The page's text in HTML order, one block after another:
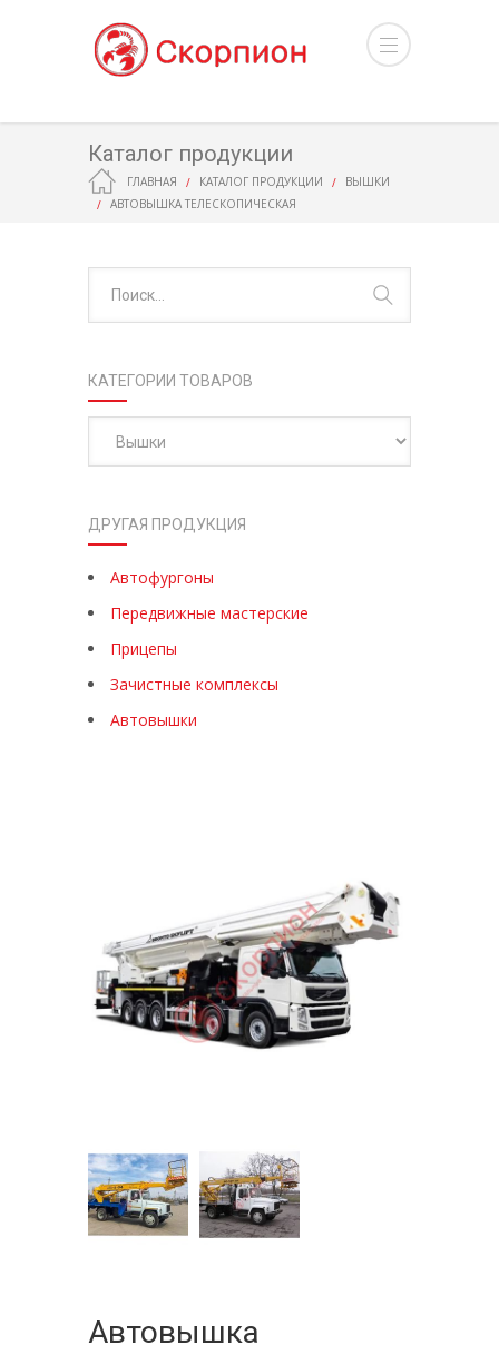
Каталог продукции
ГЛАВНАЯ КАТАЛОГ ПРОДУКЦИИ
ВЫШКИ
АВТОВЫШКА ТЕЛЕСКОПИЧЕСКАЯ
КАТЕГОРИИ ТОВАРОВ
ДРУГАЯ ПРОДУКЦИЯ
Автофургоны
Передвижные мастерские
Прицепы
Зачистные комплексы
Автовышки
Автовышка